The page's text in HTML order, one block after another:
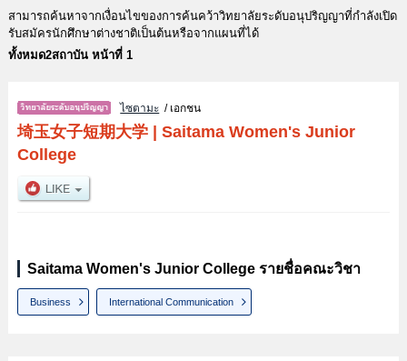
สามารถค้นหาจากเงื่อนไขของการค้นคว้าวิทยาลัยระดับอนุปริญญาที่กำลังเปิด
รับสมัครนักศึกษาต่างชาติเป็นต้นหรือจากแผนที่ได้
ทั้งหมด2สถาบัน หน้าที่ 1
ไซตามะ / เอกชน
埼玉女子短期大学| Saitama Women's Junior
College
Saitama Women's Junior College รายชื่อคณะวิชา
Business International Communication